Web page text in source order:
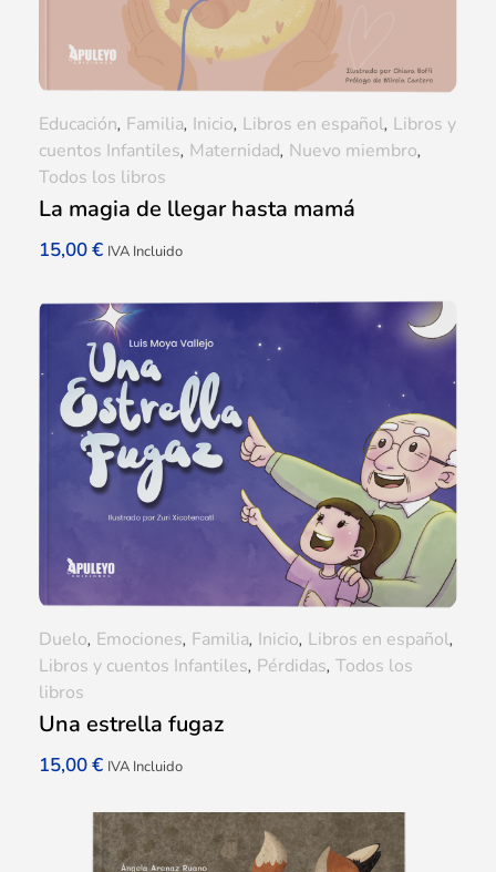
La magia de llegar hasta mamá
15,00€ IVA Incluido
Educación, Familia, Inicio, Libros en español, Libros y
cuentos Infantiles, Maternidad, Nuevo miembro,
Todos los libros
Una estrella fugaz
15,00€ IVA Incluido
Duelo, Emociones, Familia, Inicio, Libros en español,
Libros y cuentos Infantiles, Pérdidas, Todos los
libros